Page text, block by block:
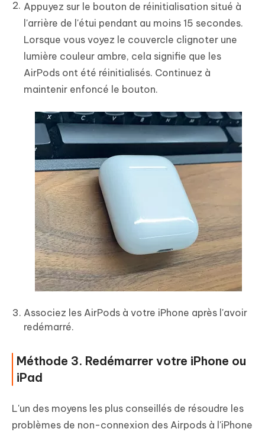
Appuyez sur le bouton de réinitialisation situé à
l'arrière de l'étui pendant au moins 15 secondes.
Lorsque vous voyez le couvercle clignoter une
lumière couleur ambre, cela signifie que les
AirPods ont été réinitialisés. Continuez à
maintenir enfoncé le bouton.
Associez les AirPods à votre iPhone après l'avoir
redémarré.
Méthode 3. Redémarrer votre iPhone ou
iPad
L'un des moyens les plus conseillés de résoudre les
problèmes de non-connexion des Airpods à l'iPhone